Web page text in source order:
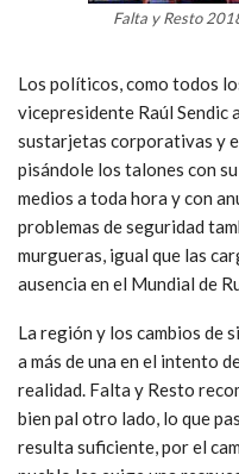
Falta y Resto
Los políticos, como todos
vicepresidente Raúl Sendic
sustarjetas corporativas y
pisándole los talones con
medios a toda hora y con
problemas de seguridad
murgueras, igual que las
ausencia en el Mundial de
La región y los cambios de
a más de una en el intento
realidad. Falta y Resto
bien pal otro lado, lo que
resulta suficiente, por el